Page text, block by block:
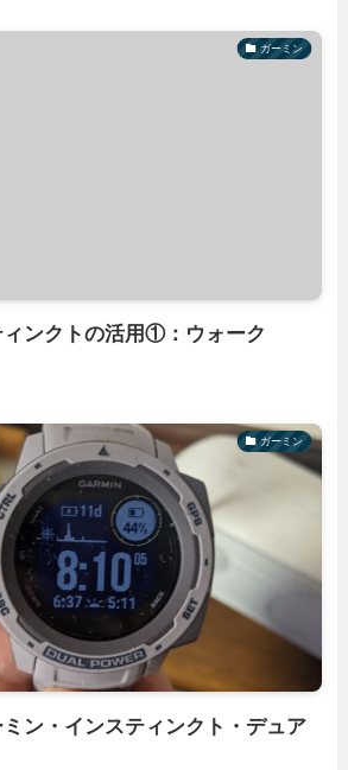
ガーミン
ィンクトの活用①：ウォーク
ガーミン
ン・インスティンクト・デュア